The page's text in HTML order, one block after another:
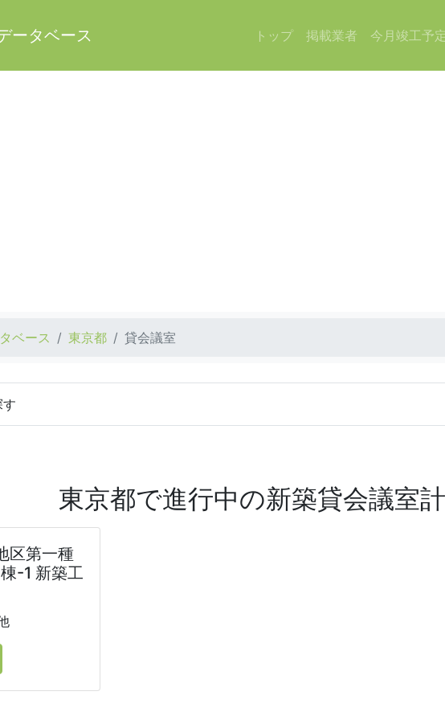
ータベース トップ 掲載業者 今月竣工予
ベース 東京都 貸会議室
東京都で進行中の新築貸会議室
区第一種
-1 新築工